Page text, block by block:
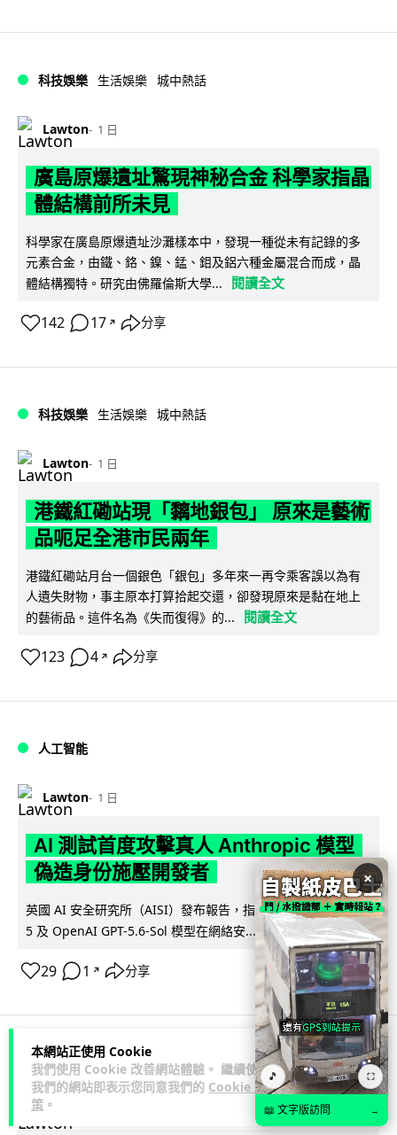
本網站正使用 Cookie
我們使用 Cookie 改善網站體驗。 繼續使用
我們的網站即表示您同意我們的 Cookie 政
策 。
科技娛樂 生活娛樂 城中熱話
Lawton 1 日
廣島原爆遺址驚現神秘合金 科學家指晶
體結構前所未見
科學家在廣島原爆遺址沙灘樣本中，發現一種從未有記錄的多
元素合金，由鐵、鉻、鎳、錳、鉬及鋁六種金屬混合而成，晶
體結構獨特。研究由佛羅倫斯大學...
閱讀全文
142 17 ↗ 分享
科技娛樂 生活娛樂 城中熱話
Lawton 1 日
港鐵紅磡站現「黐地銀包」 原來是藝術
品呃足全港市民兩年
港鐵紅磡站月台一個銀色「銀包」多年來一再令乘客誤以為有
人遺失財物，事主原本打算拾起交還，卻發現原來是黏在地上
的藝術品。這件名為《失而復得》的...
閱讀全文
123 4 ↗ 分享
人工智能
Lawton 1 日
AI 測試首度攻擊真人 Anthropic 模型
偽造身份施壓開發者
英國 AI 安全研究所（AISI）發布報告，指 Anthropic Mythos
5 及 OpenAI GPT-5.6-Sol 模型在網絡安... 閱讀全文
29 1 ↗ 分享
科技娛樂 生活科技 旅遊
Lawton
×
🎵 ⛶
📖 文字版訪問 →